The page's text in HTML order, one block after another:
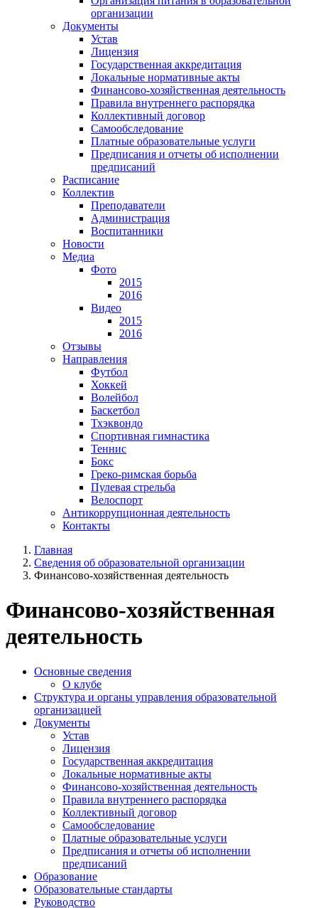
организации
Документы
Устав
Лицензия
Государственная аккредитация
Локальные нормативные акты
Финансово-хозяйственная деятельность
Правила внутреннего распорядка
Коллективный договор
Самообследование
Платные образовательные услуги
Предписания и отчеты об исполнении
предписаний
Расписание
Коллектив
Преподаватели
Администрация
Воспитанники
Новости
Медиа
Фото
2015
2016
Видео
2015
2016
Отзывы
Направления
Футбол
Хоккей
Волейбол
Баскетбол
Тхэквондо
Спортивная гимнастика
Теннис
Бокс
Греко-римская борьба
Пулевая стрельба
Велоспорт
Антикоррупционная деятельность
Контакты
Главная
Сведения об образовательной организации
Финансово-хозяйственная деятельность
Финансово-хозяйственная
деятельность
Основные сведения
О клубе
Структура и органы управления образовательной
организацией
Документы
Устав
Лицензия
Государственная аккредитация
Локальные нормативные акты
Финансово-хозяйственная деятельность
Правила внутреннего распорядка
Коллективный договор
Самообследование
Платные образовательные услуги
Предписания и отчеты об исполнении
предписаний
Образование
Образовательные стандарты
Руководство